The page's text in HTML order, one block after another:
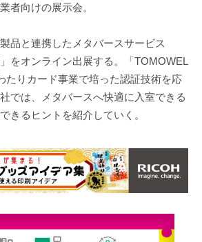
者向けの展示会。
品と連携したメタバースサービス
」をオンライン出展する。「TOMOWEL
たりカード事業で培った認証技術を応
では、メタバースへ快適に入室できる
きるヒントを紹介していく。